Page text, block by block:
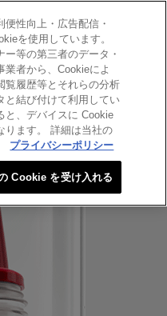
ド リペア
エッセンス
性向上・広告配信・
を使用しています。
等の第三者のデータ・
業者から、Cookieによ
覧履歴等とそれらの分析
と結び付けて利用してい
と、デバイスに Cookie
ります。 詳細は当社の
プライバシーポリシー
Cookie を受け入れる